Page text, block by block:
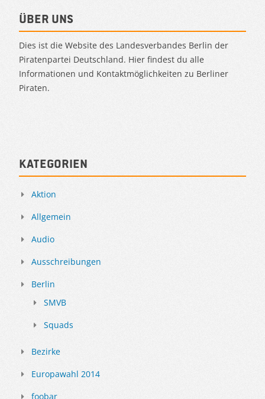
Über uns
Dies ist die Website des Landesverbandes Berlin der
Piratenpartei Deutschland. Hier findest du alle
Informationen und Kontaktmöglichkeiten zu Berliner
Piraten.
Kategorien
Aktion
Allgemein
Audio
Ausschreibungen
Berlin
SMVB
Squads
Bezirke
Europawahl 2014
foobar